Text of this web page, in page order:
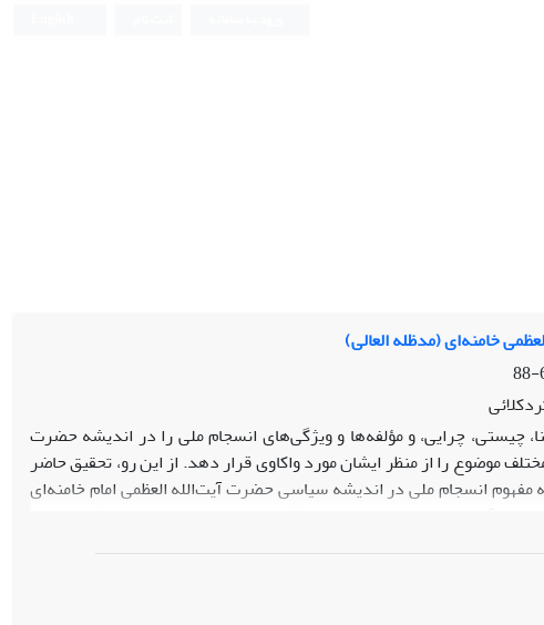
خامنه‌ای (مدظله العالی)
چرایی، و مؤلفه‌ها و ویژگی‌های انسجام ملی را در اندیشه‏ حضرت
موضوع را از منظر ایشان مورد واکاوی قرار دهد. از این رو، تحقیق حاضر
انسجام ملی در اندیشه سیاسی حضرت آیت‌الله العظمی امام خامنه‌ای
چه می‌باشد؟ روش پژوهش حاضر، کیفی و از نوع تحلیل مضمون (تحلیل
روش گردآوری اطلاعات، کتابخانه‏ای به روش فیش‏برداری و مراجعه